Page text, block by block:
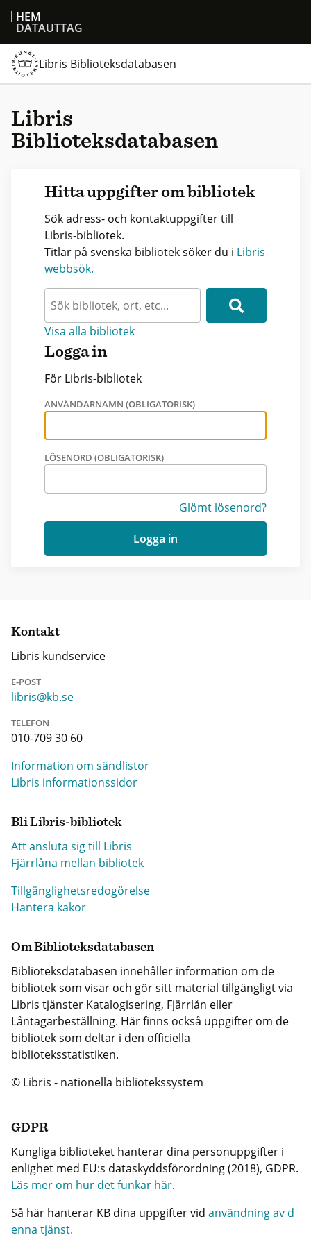
HEM
DATAUTTAG
Libris Biblioteksdatabasen
Libris
Biblioteksdatabasen
Hitta uppgifter om bibliotek
Sök adress- och kontaktuppgifter till
Libris-bibliotek.
Titlar på svenska bibliotek söker du i Libris
webbsök.
Visa alla bibliotek
Logga in
För Libris-bibliotek
ANVÄNDARNAMN (OBLIGATORISK)
LÖSENORD (OBLIGATORISK)
Glömt lösenord?
Logga in
Kontakt
Libris kundservice
E-POST
libris@kb.se
TELEFON
010-709 30 60
Information om sändlistor
Libris informationssidor
Bli Libris-bibliotek
Att ansluta sig till Libris
Fjärrlåna mellan bibliotek
Tillgänglighetsredogörelse
Hantera kakor
Om Biblioteksdatabasen
Biblioteksdatabasen innehåller information om de
bibliotek som visar och gör sitt material tillgängligt via
Libris tjänster Katalogisering, Fjärrlån eller
Låntagarbeställning. Här finns också uppgifter om de
bibliotek som deltar i den officiella
biblioteksstatistiken.
© Libris - nationella bibliotekssystem
GDPR
Kungliga biblioteket hanterar dina personuppgifter i
enlighet med EU:s dataskyddsförordning (2018), GDPR.
Läs mer om hur det funkar här.
Så här hanterar KB dina uppgifter vid användning av d
enna tjänst.